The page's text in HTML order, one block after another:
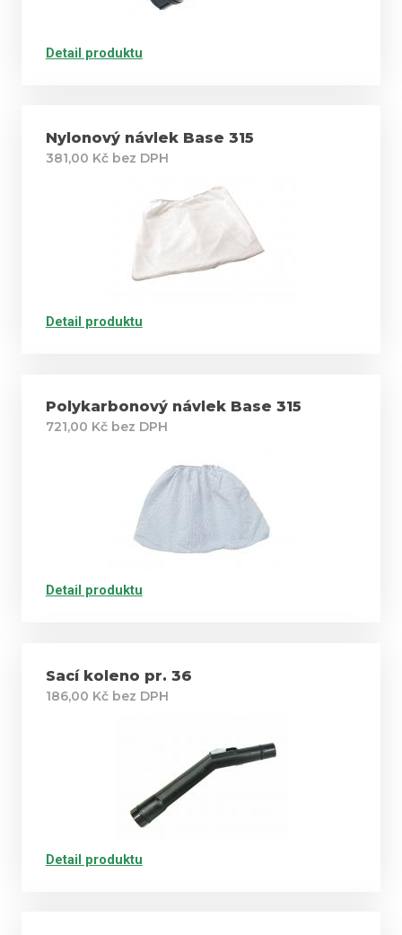
Detail produktu
Nylonový návlek Base 315
381,00 Kč bez DPH
Detail produktu
Polykarbonový návlek Base 315
721,00 Kč bez DPH
Detail produktu
Sací koleno pr. 36
186,00 Kč bez DPH
Detail produktu